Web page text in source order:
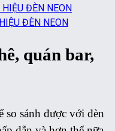
ĐÈN NEON
ĐÈN NEON
quán bar,
so sánh được với đèn